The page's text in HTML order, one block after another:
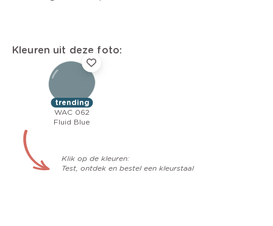
Kleuren uit deze foto:
trending
WAC 062
Fluid Blue
Klik op de kleuren:
Test, ontdek en bestel een kleurstaal